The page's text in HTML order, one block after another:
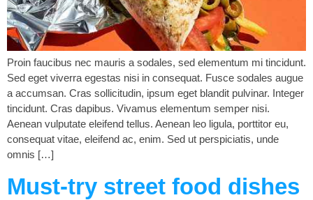
Proin faucibus nec mauris a sodales, sed elementum mi tincidunt.
Sed eget viverra egestas nisi in consequat. Fusce sodales augue
a accumsan. Cras sollicitudin, ipsum eget blandit pulvinar. Integer
tincidunt. Cras dapibus. Vivamus elementum semper nisi.
Aenean vulputate eleifend tellus. Aenean leo ligula, porttitor eu,
consequat vitae, eleifend ac, enim. Sed ut perspiciatis, unde
omnis […]
Must-try street food dishes